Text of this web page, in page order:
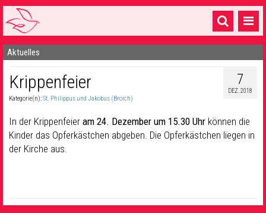
Startseite
1 Pfarrei
16 Gemeinden & mehr
Gottesdienste & Sinnsuche
Sakramente & Feste
Aktuelles
7
DEZ. 2018
Krippenfeier
Kategorie(n):St. Philippus und Jakobus (Broich)
In der Krippenfeier am 24. Dezember um 15.30 Uhr können die
Kinder das Opferkästchen abgeben. Die Opferkästchen liegen in
der Kirche aus.